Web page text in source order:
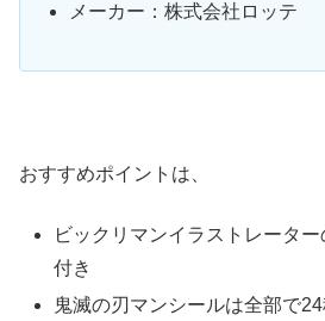
メーカー：株式会社ロッテ
おすすめポイントは、
ビックリマンイラストレータ
付き
鬼滅の刃マンシールは全部で